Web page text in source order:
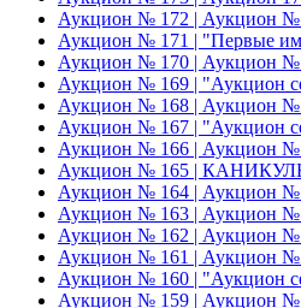
Аукцион № 172 | Аукцион
Аукцион № 171 | "Первые
Аукцион № 170 | Аукцион
Аукцион № 169 | "Аукцион
Аукцион № 168 | Аукцион
Аукцион № 167 | "Аукцион
Аукцион № 166 | Аукцион
Аукцион № 165 |
Аукцион № 164 | Аукцион
Аукцион № 163 | Аукцион
Аукцион № 162 | Аукцион
Аукцион № 161 | Аукцион
Аукцион № 160 | "Аукцион
Аукцион № 159 | Аукцион